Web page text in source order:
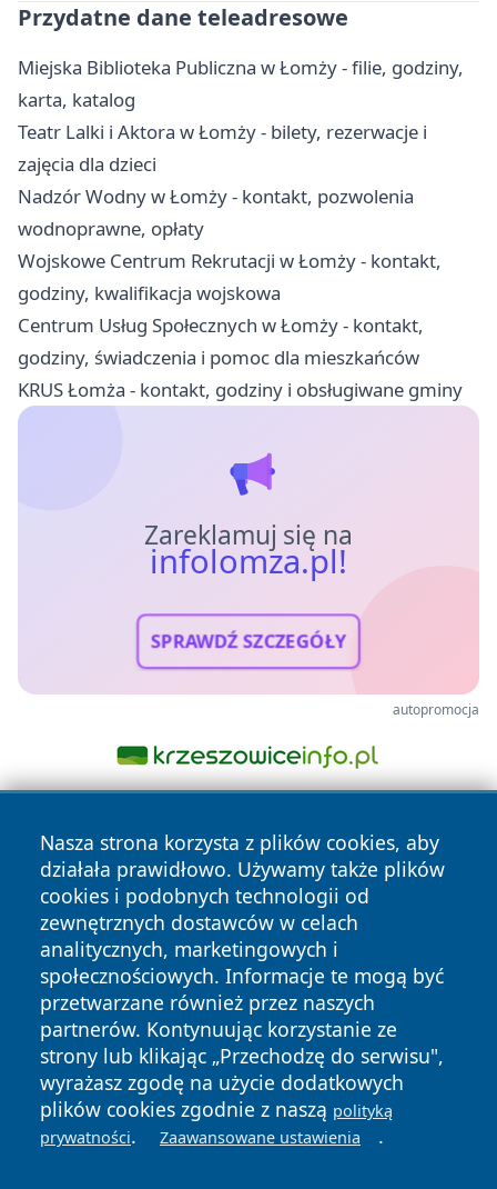
Przydatne dane teleadresowe
Miejska Biblioteka Publiczna w Łomży - filie, godziny,
karta, katalog
Teatr Lalki i Aktora w Łomży - bilety, rezerwacje i
zajęcia dla dzieci
Nadzór Wodny w Łomży - kontakt, pozwolenia
wodnoprawne, opłaty
Wojskowe Centrum Rekrutacji w Łomży - kontakt,
godziny, kwalifikacja wojskowa
Centrum Usług Społecznych w Łomży - kontakt,
godziny, świadczenia i pomoc dla mieszkańców
KRUS Łomża - kontakt, godziny i obsługiwane gminy
Zareklamuj się na
infolomza.pl!
SPRAWDŹ SZCZEGÓŁY
autopromocja
Nasza strona korzysta z plików cookies, aby
działała prawidłowo. Używamy także plików
cookies i podobnych technologii od
zewnętrznych dostawców w celach
analitycznych, marketingowych i
społecznościowych. Informacje te mogą być
przetwarzane również przez naszych
partnerów. Kontynuując korzystanie ze
strony lub klikając „Przechodzę do serwisu",
wyrażasz zgodę na użycie dodatkowych
plików cookies zgodnie z naszą polityką
prywatności. Zaawansowane ustawienia .
Copyright © 2026 infolomza.pl Wszystkie prawa zastrzeżone.
News Autorzy
Polityka
Prywatności
Polityka
Cookies